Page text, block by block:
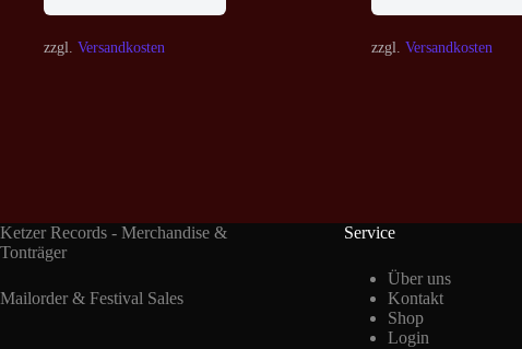
zzgl. Versandkosten zzgl. Versandkosten
Ketzer Records - Merchandise &
Tonträger
Mailorder & Festival Sales
Service
Über uns
Kontakt
Shop
Login